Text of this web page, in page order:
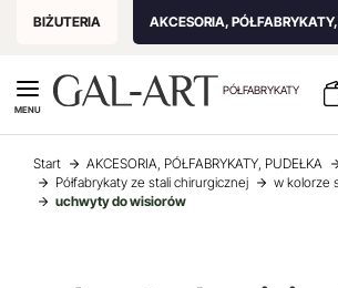
BIŻUTERIA AKCESORIA,
PÓŁFABRYKATY
MENU
Start AKCESORIA, PÓŁFABRYKATY, PUDEŁKA
Półfabrykaty ze stali chirurgicznej
w kolorze
uchwyty do wisiorów